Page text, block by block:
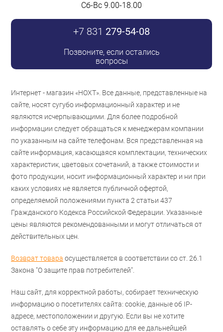
Сб-Вс 9.00-18.00
+7 831 279-54-08
Позвоните, если остались
вопросы
Интернет - магазин «НОХТ». Все данные, представленные на
сайте, носят сугубо информационный характер и не
являются исчерпывающими. Для более подробной
информации следует обращаться к менеджерам компании
по указанным на сайте телефонам. Вся представленная на
сайте информация, касающаяся комплектации, технических
характеристик, цветовых сочетаний, а также стоимости и
фото продукции, носит информационный характер и ни при
каких условиях не является публичной офертой,
определяемой положениями пункта 2 статьи 437
Гражданского Кодекса Российской Федерации. Указанные
цены являются рекомендованными и могут отличаться от
действительных цен.
Возврат товара осуществляется в соответствии со ст. 26.1
Закона "О защите прав потребителей".
Наш сайт, для корректной работы, собирает техническую
информацию о посетителях сайта: cookie, данные об IP-
адресе, местоположении и другую. Если вы не хотите
оставлять о себе эту информацию для ее дальнейшей